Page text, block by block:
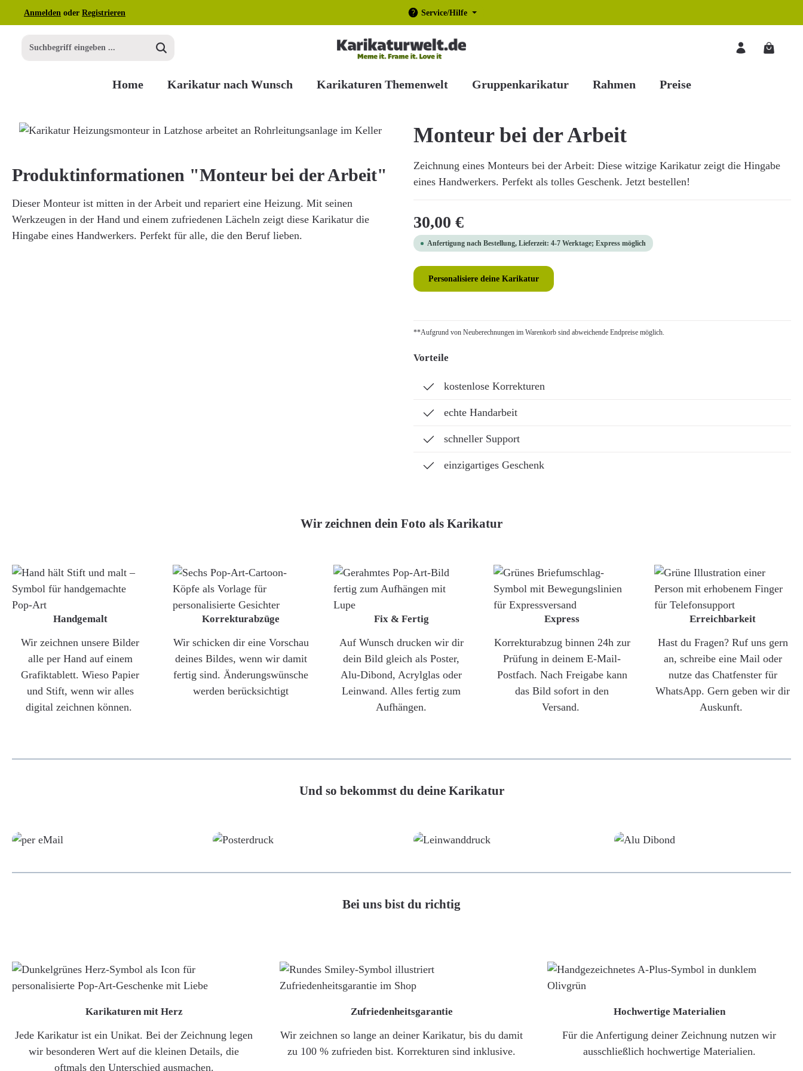
Hauptinhalt springen
Zur Suche springen
Zur Hauptnavigation springen
Anmelden oder Registrieren Service/Hilfe
Home Karikatur nach Wunsch Karikaturen Themenwelt Gruppenkarikatur Rahmen Preise
Bildergalerie überspringen Monteur bei der Arbeit
Zeichnung eines Monteurs bei der Arbeit: Diese witzige Karikatur zeigt die Hingabe
eines Handwerkers. Perfekt als tolles Geschenk. Jetzt bestellen!
Regulärer Preis:
30,00 €
Anfertigung nach Bestellung, Lieferzeit: 4-7 Werktage; Express möglich
Personalisiere deine Karikatur
**Aufgrund von Neuberechnungen im Warenkorb sind abweichende Endpreise möglich.
Vorteile
kostenlose Korrekturen
echte Handarbeit
schneller Support
einzigartiges Geschenk
Produktinformationen "Monteur bei der Arbeit"
Dieser Monteur ist mitten in der Arbeit und repariert eine Heizung. Mit seinen
Werkzeugen in der Hand und einem zufriedenen Lächeln zeigt diese Karikatur die
Hingabe eines Handwerkers. Perfekt für alle, die den Beruf lieben.
Wir zeichnen dein Foto als Karikatur
Handgemalt
Wir zeichnen unsere Bilder
alle per Hand auf einem
Grafiktablett. Wieso Papier
und Stift, wenn wir alles
digital zeichnen können.
Korrekturabzüge
Wir schicken dir eine Vorschau
deines Bildes, wenn wir damit
fertig sind. Änderungswünsche
werden berücksichtigt
Fix & Fertig
Auf Wunsch drucken wir dir
dein Bild gleich als Poster,
Alu-Dibond, Acrylglas oder
Leinwand. Alles fertig zum
Aufhängen.
Express
Korrekturabzug binnen 24h zur
Prüfung in deinem E-Mail-
Postfach. Nach Freigabe kann
das Bild sofort in den
Versand.
Erreichbarkeit
Hast du Fragen? Ruf uns gern
an, schreibe eine Mail oder
nutze das Chatfenster für
WhatsApp. Gern geben wir dir
Auskunft.
Und so bekommst du deine Karikatur
Bei uns bist du richtig
Karikaturen mit Herz
Jede Karikatur ist ein Unikat. Bei der Zeichnung legen
wir besonderen Wert auf die kleinen Details, die
oftmals den Unterschied ausmachen.
Zufriedenheitsgarantie
Wir zeichnen so lange an deiner Karikatur, bis du damit
zu 100 % zufrieden bist. Korrekturen sind inklusive.
Hochwertige Materialien
Für die Anfertigung deiner Zeichnung nutzen wir
ausschließlich hochwertige Materialien.